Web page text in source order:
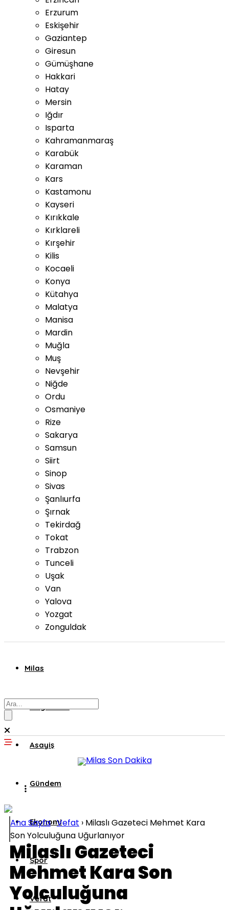
Erzurum
Eskişehir
Gaziantep
Giresun
Gümüşhane
Hakkari
Hatay
Mersin
Iğdır
Isparta
Kahramanmaraş
Karabük
Karaman
Kars
Kastamonu
Kayseri
Kırıkkale
Kırklareli
Kırşehir
Kilis
Kocaeli
Konya
Kütahya
Malatya
Manisa
Mardin
Muğla
Muş
Nevşehir
Niğde
Ordu
Osmaniye
Rize
Sakarya
Samsun
Siirt
Sinop
Sivas
Şanlıurfa
Şırnak
Tekirdağ
Tokat
Trabzon
Tunceli
Uşak
Van
Yalova
Yozgat
Zonguldak
Milas
Muğla’dan
Asayiş
Gündem
Ekonomi
Spor
Vefat
Ana Sayfa›Vefat › Milaslı Gazeteci Mehmet Kara
Son Yolculuğuna Uğurlanıyor
Milaslı Gazeteci
Mehmet Kara Son
Yolculuğuna